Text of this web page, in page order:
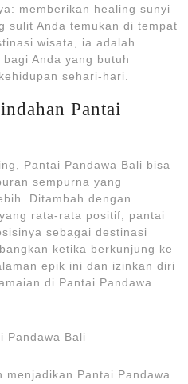
memberikan healing sunyi
sulit Anda temukan di tempat
wisata, ia adalah
Anda yang butuh
sehari-hari.
Pantai
Pantai Pandawa Bali bisa
sempurna yang
Ditambah dengan
rata-rata positif, pantai
sebagai destinasi
ketika berkunjung ke
epik ini dan izinkan diri
di Pantai Pandawa
Pandawa Bali
menjadikan Pantai Pandawa